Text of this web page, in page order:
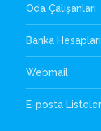
Oda Çalışanları
Banka
Webmail
E-posta